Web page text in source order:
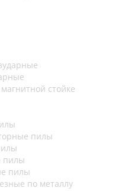
стойке
пилы
пилы
пилы
по металлу